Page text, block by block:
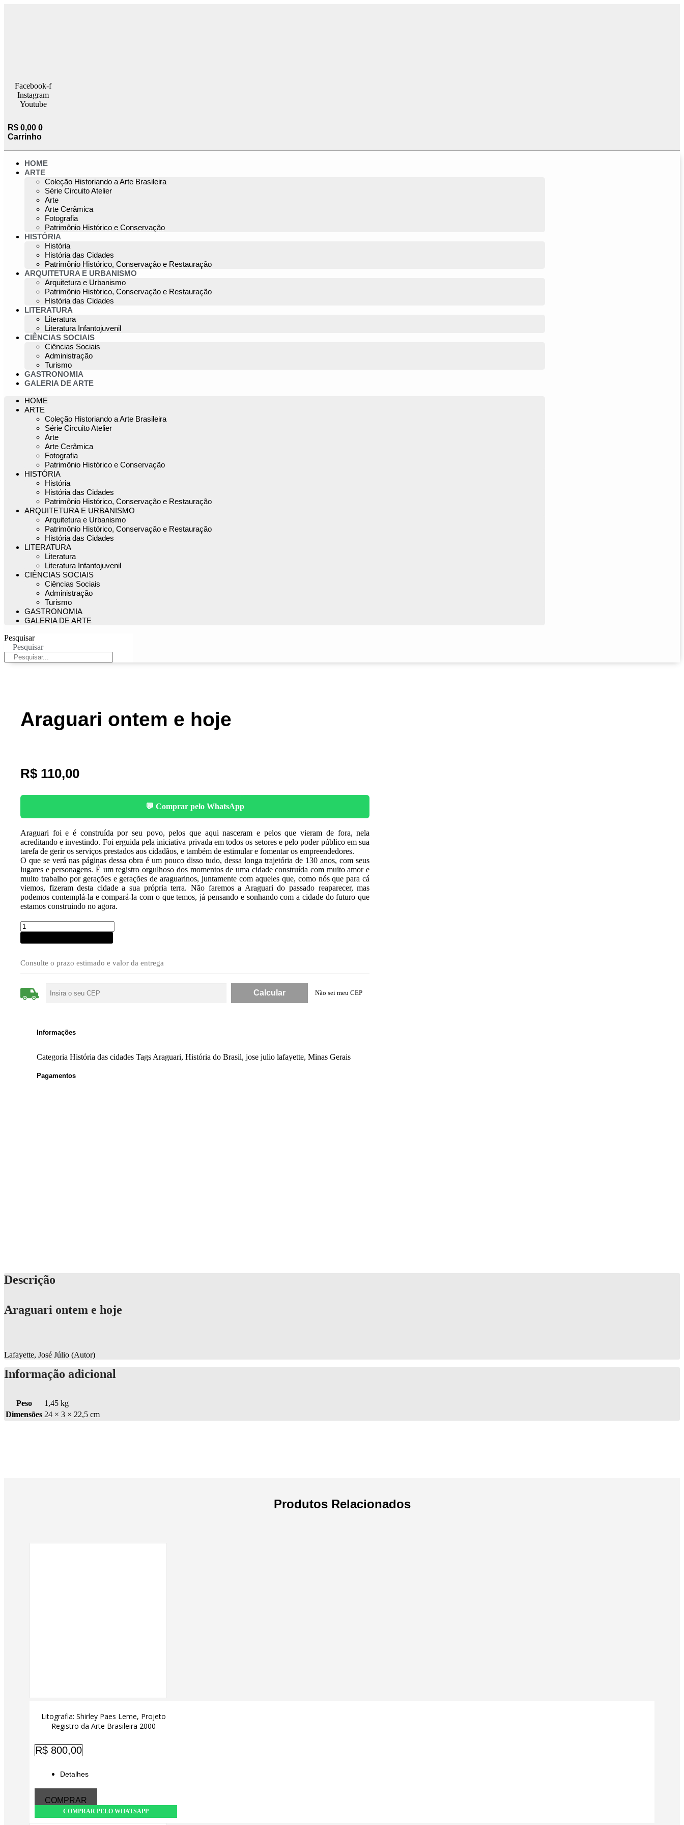
Facebook-f
Instagram
Youtube
R$ 0,00 0
Carrinho
HOME
ARTE
Coleção Historiando a Arte Brasileira
Série Circuito Atelier
Arte
Arte Cerâmica
Fotografia
Patrimônio Histórico e Conservação
HISTÓRIA
História
História das Cidades
Patrimônio Histórico, Conservação e Restauração
ARQUITETURA E URBANISMO
Arquitetura e Urbanismo
Patrimônio Histórico, Conservação e Restauração
História das Cidades
LITERATURA
Literatura
Literatura Infantojuvenil
CIÊNCIAS SOCIAIS
Ciências Sociais
Administração
Turismo
GASTRONOMIA
GALERIA DE ARTE
HOME
ARTE
Coleção Historiando a Arte Brasileira
Série Circuito Atelier
Arte
Arte Cerâmica
Fotografia
Patrimônio Histórico e Conservação
HISTÓRIA
História
História das Cidades
Patrimônio Histórico, Conservação e Restauração
ARQUITETURA E URBANISMO
Arquitetura e Urbanismo
Patrimônio Histórico, Conservação e Restauração
História das Cidades
LITERATURA
Literatura
Literatura Infantojuvenil
CIÊNCIAS SOCIAIS
Ciências Sociais
Administração
Turismo
GASTRONOMIA
GALERIA DE ARTE
Pesquisar
Pesquisar
Araguari ontem e hoje
R$ 110,00
💬 Comprar pelo WhatsApp
Araguari foi e é construída por seu povo, pelos que aqui nasceram e pelos que vieram de fora, nela
acreditando e investindo. Foi erguida pela iniciativa privada em todos os setores e pelo poder público em sua
tarefa de gerir os serviços prestados aos cidadãos, e também de estimular e fomentar os empreendedores.
O que se verá nas páginas dessa obra é um pouco disso tudo, dessa longa trajetória de 130 anos, com seus
lugares e personagens. É um registro orgulhoso dos momentos de uma cidade construída com muito amor e
muito trabalho por gerações e gerações de araguarinos, juntamente com aqueles que, como nós que para cá
viemos, fizeram desta cidade a sua própria terra. Não faremos a Araguari do passado reaparecer, mas
podemos contemplá-la e compará-la com o que temos, já pensando e sonhando com a cidade do futuro que
estamos construindo no agora.
Araguari
ontem
e
quantidade
Consulte o prazo estimado e valor da entrega
Não sei meu CEP
Informações
Categoria História das cidades Tags Araguari, História do Brasil, jose julio lafayette, Minas Gerais
Pagamentos
Descrição
Araguari ontem e hoje
Lafayette, José Júlio (Autor)
Informação adicional
Peso
1,45 kg
Dimensões 24 × 3 × 22,5 cm
Produtos Relacionados
Litografia: Shirley Paes Leme, Projeto
Registro da Arte Brasileira 2000
R$ 800,00
Detalhes
COMPRAR
COMPRAR PELO WHATSAPP